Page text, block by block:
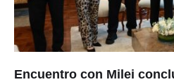
Encuentro con Milei